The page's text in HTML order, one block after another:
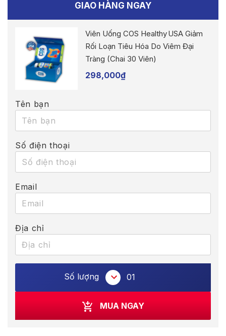
GIAO HÀNG NGAY
Viên Uống COS Healthy USA Giảm
Rối Loạn Tiêu Hóa Do Viêm Đại
Tràng (Chai 30 Viên)
298,000₫
Tên bạn
Số điện thoại
Email
Địa chỉ
Số lượng 01
MUA NGAY